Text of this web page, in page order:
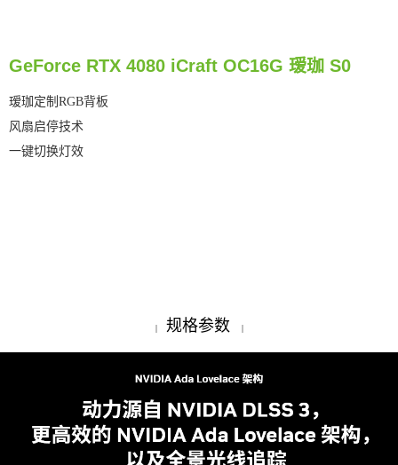
GeForce RTX 4080 iCraft OC16G 瑷珈 S0
瑷珈定制RGB背板
风扇启停技术
一键切换灯效
| 规格参数 |